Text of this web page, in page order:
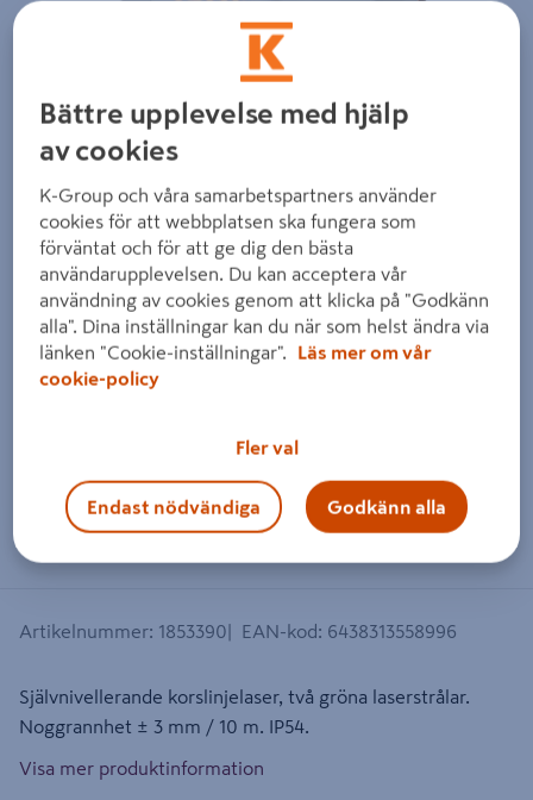
Föregående
Dra på bilden för att zooma in
Artikelnummer: 1853390 EAN-kod: 6438313558996
Självnivellerande korslinjelaser, två gröna laserstrålar.
Noggrannhet ± 3 mm / 10 m. IP54.
Visa mer produktinformation
Bättre upplevelse med hjälp
av cookies
K-Group och våra samarbetspartners använder
cookies för att webbplatsen ska fungera som
förväntat och för att ge dig den bästa
användarupplevelsen. Du kan acceptera vår
användning av cookies genom att klicka på "Godkänn
alla". Dina inställningar kan du när som helst ändra via
länken "Cookie-inställningar".
Läs mer om vår
cookie-policy
Fler val
Endast nödvändiga Godkänn alla